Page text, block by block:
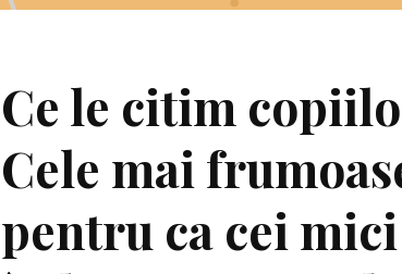
Ce le citim
Cele mai
pentru ca cei mici